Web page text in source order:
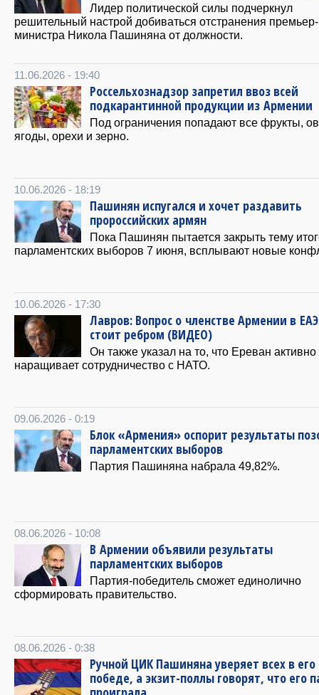
Лидер политической силы подчеркнул
решительный настрой добиваться отстранения премьер-
министра Никола Пашиняна от должности.
11.06.2026 - 19:40
Россельхознадзор запретил ввоз всей
подкарантинной продукции из Армении
Под ограничения попадают все фрукты,
ягоды, орехи и зерно.
10.06.2026 - 18:19
Пашинян испугался и хочет раздавить
пророссийских армян
Пока Пашинян пытается закрыть тему
парламентских выборов 7 июня, всплывают новые
10.06.2026 - 17:30
Лавров: Вопрос о членстве Армении в
стоит ребром (ВИДЕО)
Он также указал на то, что Ереван активно
наращивает сотрудничество с НАТО.
09.06.2026 - 0:19
Блок «Армения» оспорит результаты
парламентских выборов
Партия Пашиняна набрала 49,82%.
08.06.2026 - 10:08
В Армении объявили результаты
парламентских выборов
Партия-победитель сможет единолично
сформировать правительство.
08.06.2026 - 0:38
Ручной ЦИК Пашиняна уверяет всех в его
победе, а экзит-поллы говорят, что его